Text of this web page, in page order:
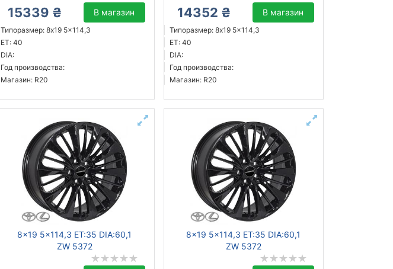
15339 ₴ В магазин
Типоразмер: 8x19 5x114,3
ET: 40
DIA:
Год производства:
Магазин: R20
14352 ₴ В магазин
Типоразмер: 8x19 5x114,3
ET: 40
DIA:
Год производства:
Магазин: R20
8x19 5x114,3 ET:35 DIA:60,1
ZW 5372
8x19 5x114,3 ET:35 DIA:60,1
ZW 5372